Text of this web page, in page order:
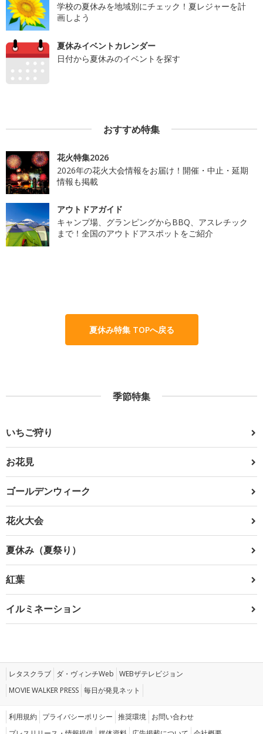
学校の夏休みを地域別にチェック！夏レジャーを計
画しよう
夏休みイベントカレンダー
日付から夏休みのイベントを探す
おすすめ特集
花火特集2026
2026年の花火大会情報をお届け！開催・中止・延期
情報も掲載
アウトドアガイド
キャンプ場、グランピングからBBQ、アスレチック
まで！全国のアウトドアスポットをご紹介
夏休み特集 TOPへ戻る
季節特集
いちご狩り
お花見
ゴールデンウィーク
花火大会
夏休み（夏祭り）
紅葉
イルミネーション
レタスクラブ ダ・ヴィンチWeb WEBザテレビジョン
MOVIE WALKER PRESS 毎日が発見ネット
利用規約 プライバシーポリシー 推奨環境 お問い合わせ